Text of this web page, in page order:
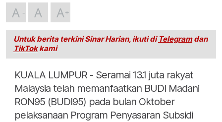
A A A
Untuk berita terkini Sinar Harian, ikuti di Telegramdan
TikTokkami
KUALA LUMPUR - Seramai 13.1 juta rakyat
Malaysia telah memanfaatkan BUDI Madani
RON95 (BUDI95) pada bulan Oktober
pelaksanaan Program Penyasaran Subsidi